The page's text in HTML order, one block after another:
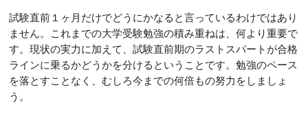
試験直前１ヶ月だけでどうにかなると言っているわけではあり
ません。これまでの大学受験勉強の積み重ねは、何より重要で
す。現状の実力に加えて、試験直前期のラストスパートが合格
ラインに乗るかどうかを分けるということです。勉強のペース
を落とすことなく、むしろ今までの何倍もの努力をしましょ
う。